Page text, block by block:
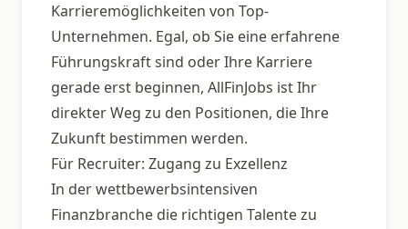
Karrieremöglichkeiten von Top-
Unternehmen. Egal, ob Sie eine erfahrene
Führungskraft sind oder Ihre Karriere
gerade erst beginnen, AllFinJobs ist Ihr
direkter Weg zu den Positionen, die Ihre
Zukunft bestimmen werden.
Für Recruiter: Zugang zu Exzellenz
In der wettbewerbsintensiven
Finanzbranche die richtigen Talente zu